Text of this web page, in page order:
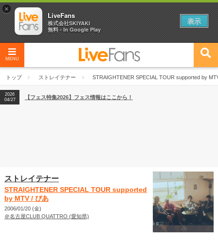
MENU
トップ ストレイテナー STRAIGHTENER SPECIAL TOUR supported by
2026
04/27
2026
【ライブ動員ランキング】2026年上半期編発表！
2026
04/27
【フェス特集2026】フェス情報はここから！
ストレイテナー
STRAIGHTENER SPECIAL TOUR supported
by MTV / ぴあ
2006/01/20 (金)
＠名古屋CLUB QUATTRO (愛知県)
×
LiveFans
株式会社SKIYAKI
無料 - In Google Play
表示